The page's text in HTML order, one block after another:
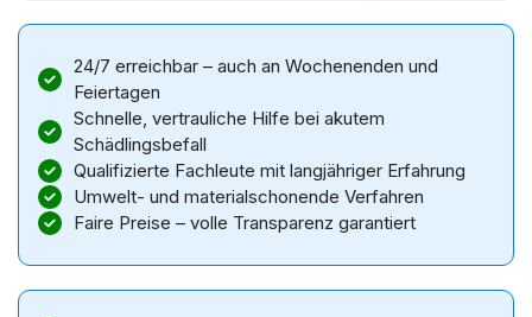
24/7 erreichbar – auch an Wochenenden und
Feiertagen
Schnelle, vertrauliche Hilfe bei akutem
Schädlingsbefall
Qualifizierte Fachleute mit langjähriger Erfahrung
Umwelt- und materialschonende Verfahren
Faire Preise – volle Transparenz garantiert